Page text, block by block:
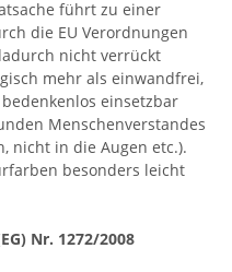
führt zu einer
die EU Verordnungen
nicht verrückt
mehr als einwandfrei,
einsetzbar
Menschenverstandes
nicht in die Augen etc.).
besonders leicht
Nr. 1272/2008